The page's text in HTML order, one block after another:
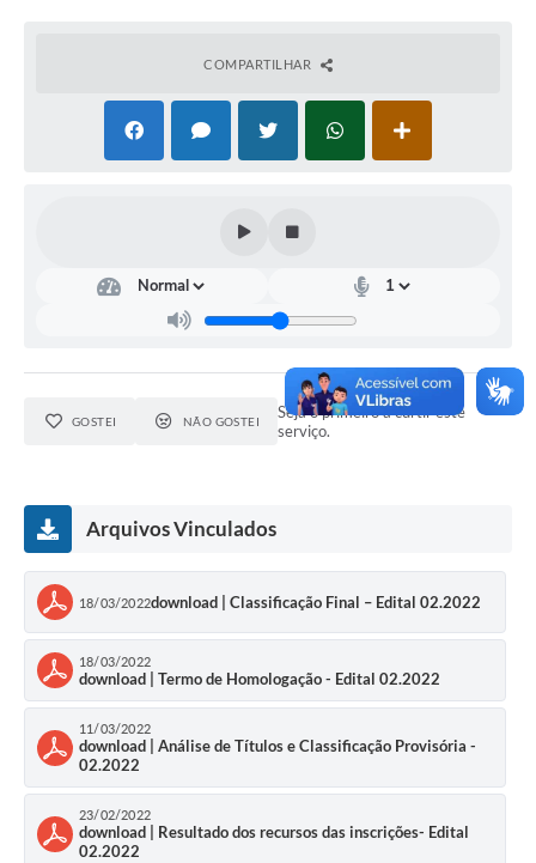
Lista Telefônica
A Nossa Cidade
Central de Serviço
Contas Públicas
Creches
Cronograma coleta de lixo e seletiva
Banco do Povo
Biblioteca
Bancos conveniados e serviços disponíveis
Bolsas de estudo da Escola Cooperativa
COMPARTILHAR
GOSTEI NÃO GOSTEI
Seja o primeiro a curtir este
serviço.
Arquivos Vinculados
18/03/2022download | Classificação Final – Edital 02.2022
18/03/2022
download | Termo de Homologação - Edital 02.2022
11/03/2022
download | Análise de Títulos e Classificação Provisória -
02.2022
23/02/2022
download | Resultado dos recursos das inscrições- Edital
02.2022